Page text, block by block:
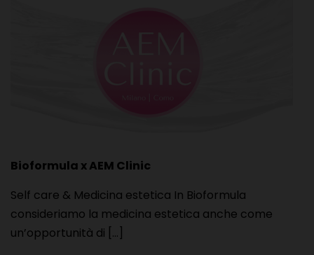
Bioformula x AEM Clinic
Self care & Medicina estetica In Bioformula
consideriamo la medicina estetica anche come
un’opportunità di [...]